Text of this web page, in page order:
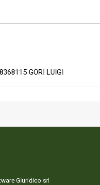
GORI LUIGI
Giuridico srl